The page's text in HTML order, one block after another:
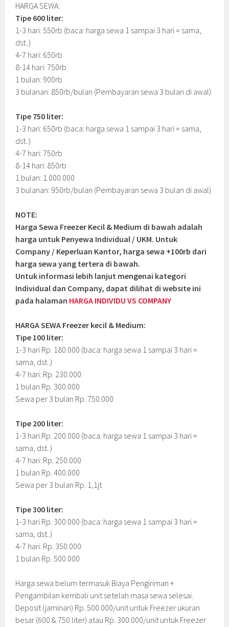
HARGA SEWA:
Tipe 600 liter:
1-3 hari: 550rb (baca: harga sewa 1 sampai 3 hari = sama,
dst..)
4-7 hari: 650rb
8-14 hari: 750rb
1 bulan: 900rb
3 bulanan: 850rb/bulan (Pembayaran sewa 3 bulan di awal)
Tipe 750 liter:
1-3 hari: 650rb (baca: harga sewa 1 sampai 3 hari = sama,
dst..)
4-7 hari: 750rb
8-14 hari: 850rb
1 bulan: 1.000.000
3 bulanan: 950rb/bulan (Pembayaran sewa 3 bulan di awal)
NOTE:
Harga Sewa Freezer Kecil & Medium di bawah adalah
harga untuk Penyewa Individual / UKM. Untuk
Company / Keperluan Kantor, harga sewa +100rb dari
harga sewa yang tertera di bawah.
Untuk informasi lebih lanjut mengenai kategori
Individual dan Company, dapat dilihat di website ini
pada halaman HARGA INDIVIDU VS COMPANY
HARGA SEWA Freezer kecil & Medium:
Tipe 100 liter:
1-3 hari Rp. 180.000 (baca: harga sewa 1 sampai 3 hari =
sama, dst..)
4-7 hari: Rp. 230.000
1 bulan Rp. 300.000
Sewa per 3 bulan Rp. 750.000
Tipe 200 liter:
1-3 hari Rp. 200.000 (baca: harga sewa 1 sampai 3 hari =
sama, dst..)
4-7 hari: Rp. 250.000
1 bulan Rp. 400.000
Sewa per 3 bulan Rp. 1,1jt
Tipe 300 liter:
1-3 hari Rp. 300.000 (baca: harga sewa 1 sampai 3 hari =
sama, dst..)
4-7 hari: Rp. 350.000
1 bulan Rp. 500.000
Harga sewa belum termasuk Biaya Pengiriman +
Pengambilan kembali unit setelah masa sewa selesai.
Deposit (jaminan) Rp. 500.000/unit untuk Freezer ukuran
besar (600 & 750 liter) atau Rp. 300.000/unit untuk Freezer